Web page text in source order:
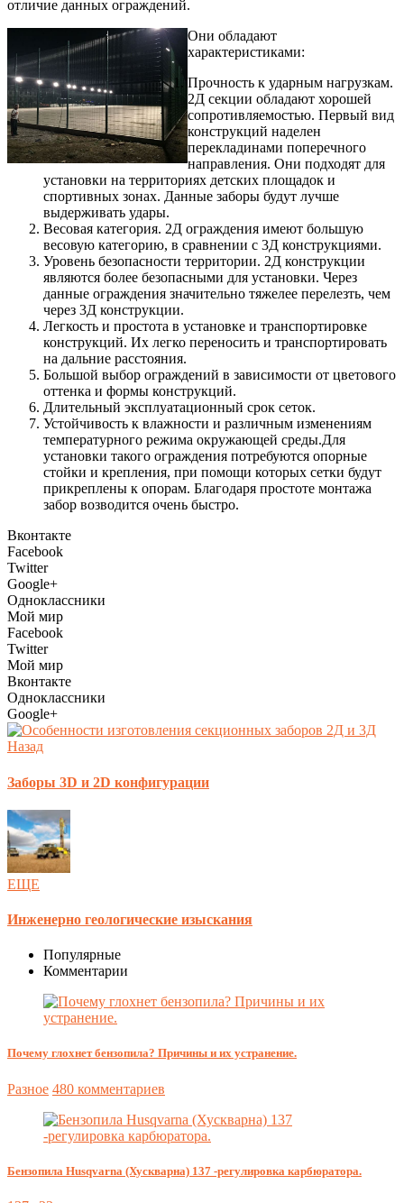
отличие данных ограждений.
Они обладают
характеристиками:
Прочность к ударным нагрузкам.
2Д секции обладают хорошей
сопротивляемостью. Первый вид
конструкций наделен
перекладинами поперечного
направления. Они подходят для
установки на территориях детских площадок и
спортивных зонах. Данные заборы будут лучше
выдерживать удары.
Весовая категория. 2Д ограждения имеют большую
весовую категорию, в сравнении с 3Д конструкциями.
Уровень безопасности территории. 2Д конструкции
являются более безопасными для установки. Через
данные ограждения значительно тяжелее перелезть, чем
через 3Д конструкции.
Легкость и простота в установке и транспортировке
конструкций. Их легко переносить и транспортировать
на дальние расстояния.
Большой выбор ограждений в зависимости от цветового
оттенка и формы конструкций.
Длительный эксплуатационный срок сеток.
Устойчивость к влажности и различным изменениям
температурного режима окружающей среды.Для
установки такого ограждения потребуются опорные
стойки и крепления, при помощи которых сетки будут
прикреплены к опорам. Благодаря простоте монтажа
забор возводится очень быстро.
Вконтакте
Facebook
Twitter
Google+
Одноклассники
Мой мир
Facebook
Twitter
Мой мир
Вконтакте
Одноклассники
Google+
Назад
Заборы 3D и 2D конфигурации
ЕЩЕ
Инженерно геологические изыскания
Популярные
Комментарии
Почему глохнет бензопила? Причины и их устранение.
Разное 480 комментариев
Бензопила Husqvarna (Хускварна) 137 -регулировка карбюратора.